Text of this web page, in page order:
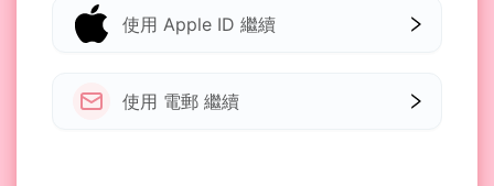
使用 Apple ID 繼續
使用 電郵 繼續